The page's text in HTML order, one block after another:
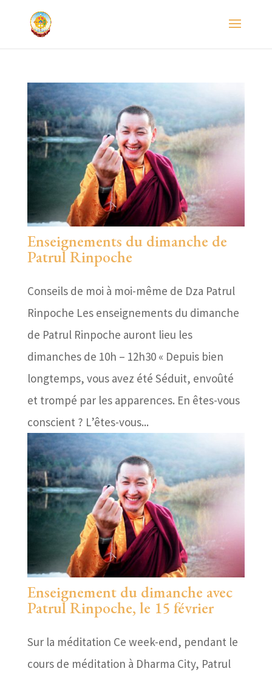
Enseignements du dimanche de
Patrul Rinpoche
Conseils de moi à moi-même de Dza Patrul
Rinpoche Les enseignements du dimanche
de Patrul Rinpoche auront lieu les
dimanches de 10h – 12h30 « Depuis bien
longtemps, vous avez été Séduit, envoûté
et trompé par les apparences. En êtes-vous
conscient ? L’êtes-vous...
Enseignement du dimanche avec
Patrul Rinpoche, le 15 février
Sur la méditation Ce week-end, pendant le
cours de méditation à Dharma City, Patrul